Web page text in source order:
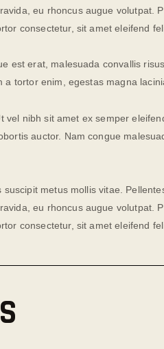
eu rhoncus augue volutpat.
consectetur, sit amet eleifend
est erat, malesuada convallis
a tortor enim, egestas magna
vel nibh sit amet ex semper
auctor. Nam congue
metus mollis vitae.
eu rhoncus augue volutpat.
consectetur, sit amet eleifend